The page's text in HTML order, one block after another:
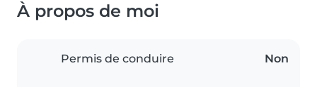
À propos de moi
Permis de conduire Non